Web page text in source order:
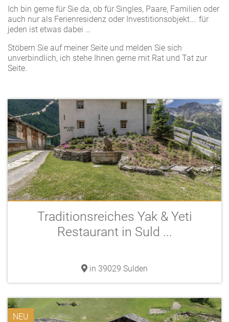
Ich bin gerne für Sie da, ob für Singles, Paare, Familien oder
auch nur als Ferienresidenz oder Investitionsobjekt…. für
jeden ist etwas dabei …
Stöbern Sie auf meiner Seite und melden Sie sich
unverbindlich, ich stehe Ihnen gerne mit Rat und Tat zur
Seite.
Traditionsreiches Yak & Yeti
Restaurant in Suld ...
in 39029 Sulden
NEU